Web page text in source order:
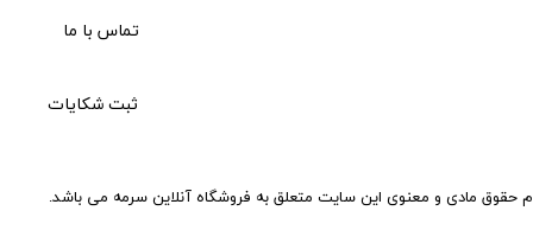
حقوق مادی و معنوی این سایت متعلق به فروشگاه آنلاین سرمه می باشد.
ثبت شکایات
تماس با ما